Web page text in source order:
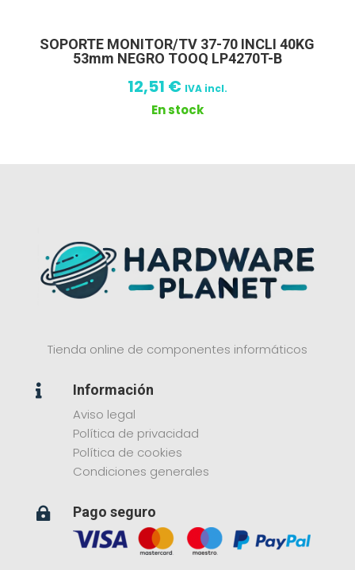
SOPORTE MONITOR/TV 37-70 INCLI 40KG
53mm NEGRO TOOQ LP4270T-B
12,51 € IVA incl.
En stock
Tienda online de componentes informáticos

Información
Aviso legal
Política de privacidad
Política de cookies
Condiciones generales
 Pago seguro